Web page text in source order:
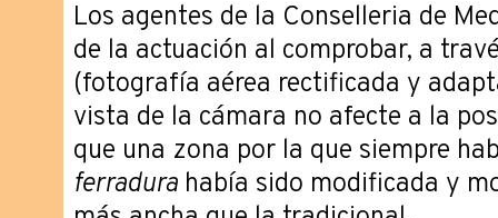
Los agentes de la Conselleria de
de la actuación al comprobar, a
(fotografía aérea rectificada y
vista de la cámara no afecte a la
que una zona por la que siempre
ferradurahabía sido modificada y